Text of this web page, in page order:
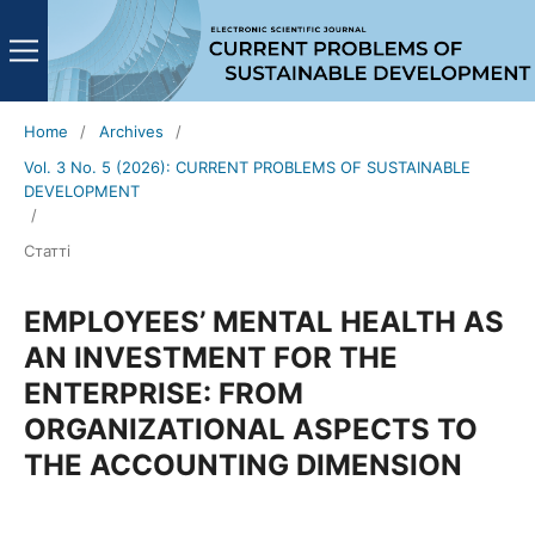
Home / Archives
/
Vol. 3 No. 5 (2026): CURRENT PROBLEMS OF SUSTAINABLE
DEVELOPMENT
/
Статті
EMPLOYEES’ MENTAL HEALTH AS
AN INVESTMENT FOR THE
ENTERPRISE: FROM
ORGANIZATIONAL ASPECTS TO
THE ACCOUNTING DIMENSION